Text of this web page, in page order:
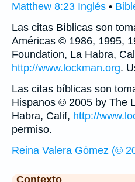
Matthew 8:23 Inglés •
Las citas Bíblicas son
Américas © 1986, 1995,
Foundation, La Habra,
http://www.lockman.org.
Las citas bíblicas son
Hispanos © 2005 by The
Habra, Calif, http://
permiso.
Reina Valera Gómez (©
Contexto